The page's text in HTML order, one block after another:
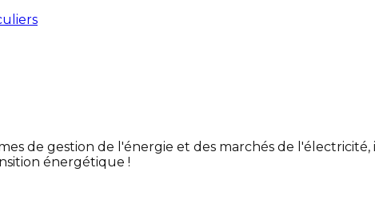
de gestion de l'énergie et des marchés de
énergétique !